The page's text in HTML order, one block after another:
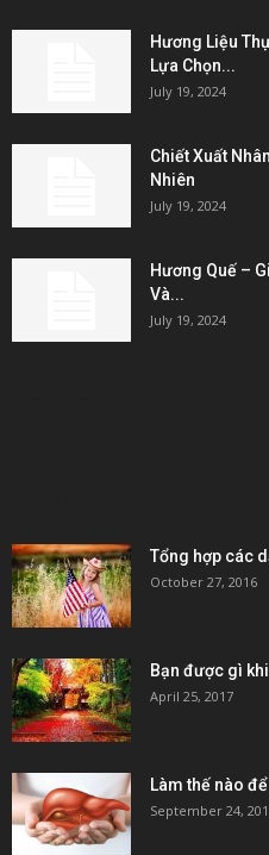
Hương Liệu
Lựa Chọn...
July 19, 2024
Chiết Xuất
Nhiên
July 19, 2024
Hương Quế –
Và...
July 19, 2024
Tổng hợp các
October 27, 2016
Bạn được gì
April 25, 2017
Làm thế nào
September 24,